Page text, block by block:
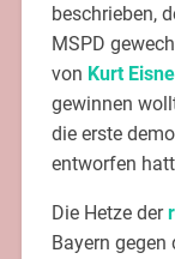
beschrieben,
MSPD
von Kurt
gewinnen
die erste
entworfen
Die Hetze der
Bayern gegen